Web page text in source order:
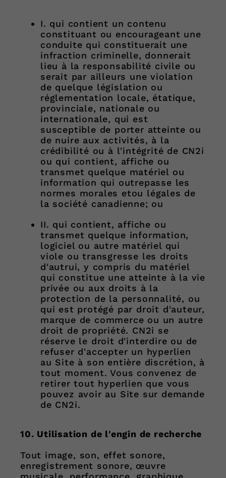
I. qui contient un contenu
constituant ou encourageant une
conduite qui constituerait une
infraction criminelle, donnerait
lieu à la responsabilité civile ou
serait par ailleurs une violation
de quelque législation ou
réglementation locale, étatique,
provinciale, nationale ou
internationale, qui est
susceptible de porter atteinte ou
de nuire aux activités, à la
crédibilité ou à l'intégrité de CN2i
ou qui contient, affiche ou
transmet quelque matériel ou
information qui outrepasse les
normes morales etou légales de
la société canadienne; ou
II. qui contient, affiche ou
transmet quelque information,
logiciel ou autre matériel qui
viole ou transgresse les droits
d'autrui, y compris du matériel
qui constitue une atteinte à la vie
privée ou aux droits à la
protection de la personnalité, ou
qui est protégé par droit d'auteur,
marque de commerce ou un autre
droit de propriété. CN2i se
réserve le droit d'interdire ou de
refuser d'accepter un hyperlien
au Site à son entière discrétion, à
tout moment. Vous convenez de
retirer tout hyperlien que vous
pouvez avoir au Site sur demande
de CN2i.
10. Utilisation de l'engin de recherche
Tout image, son, effet sonore,
enregistrement sonore, œuvre